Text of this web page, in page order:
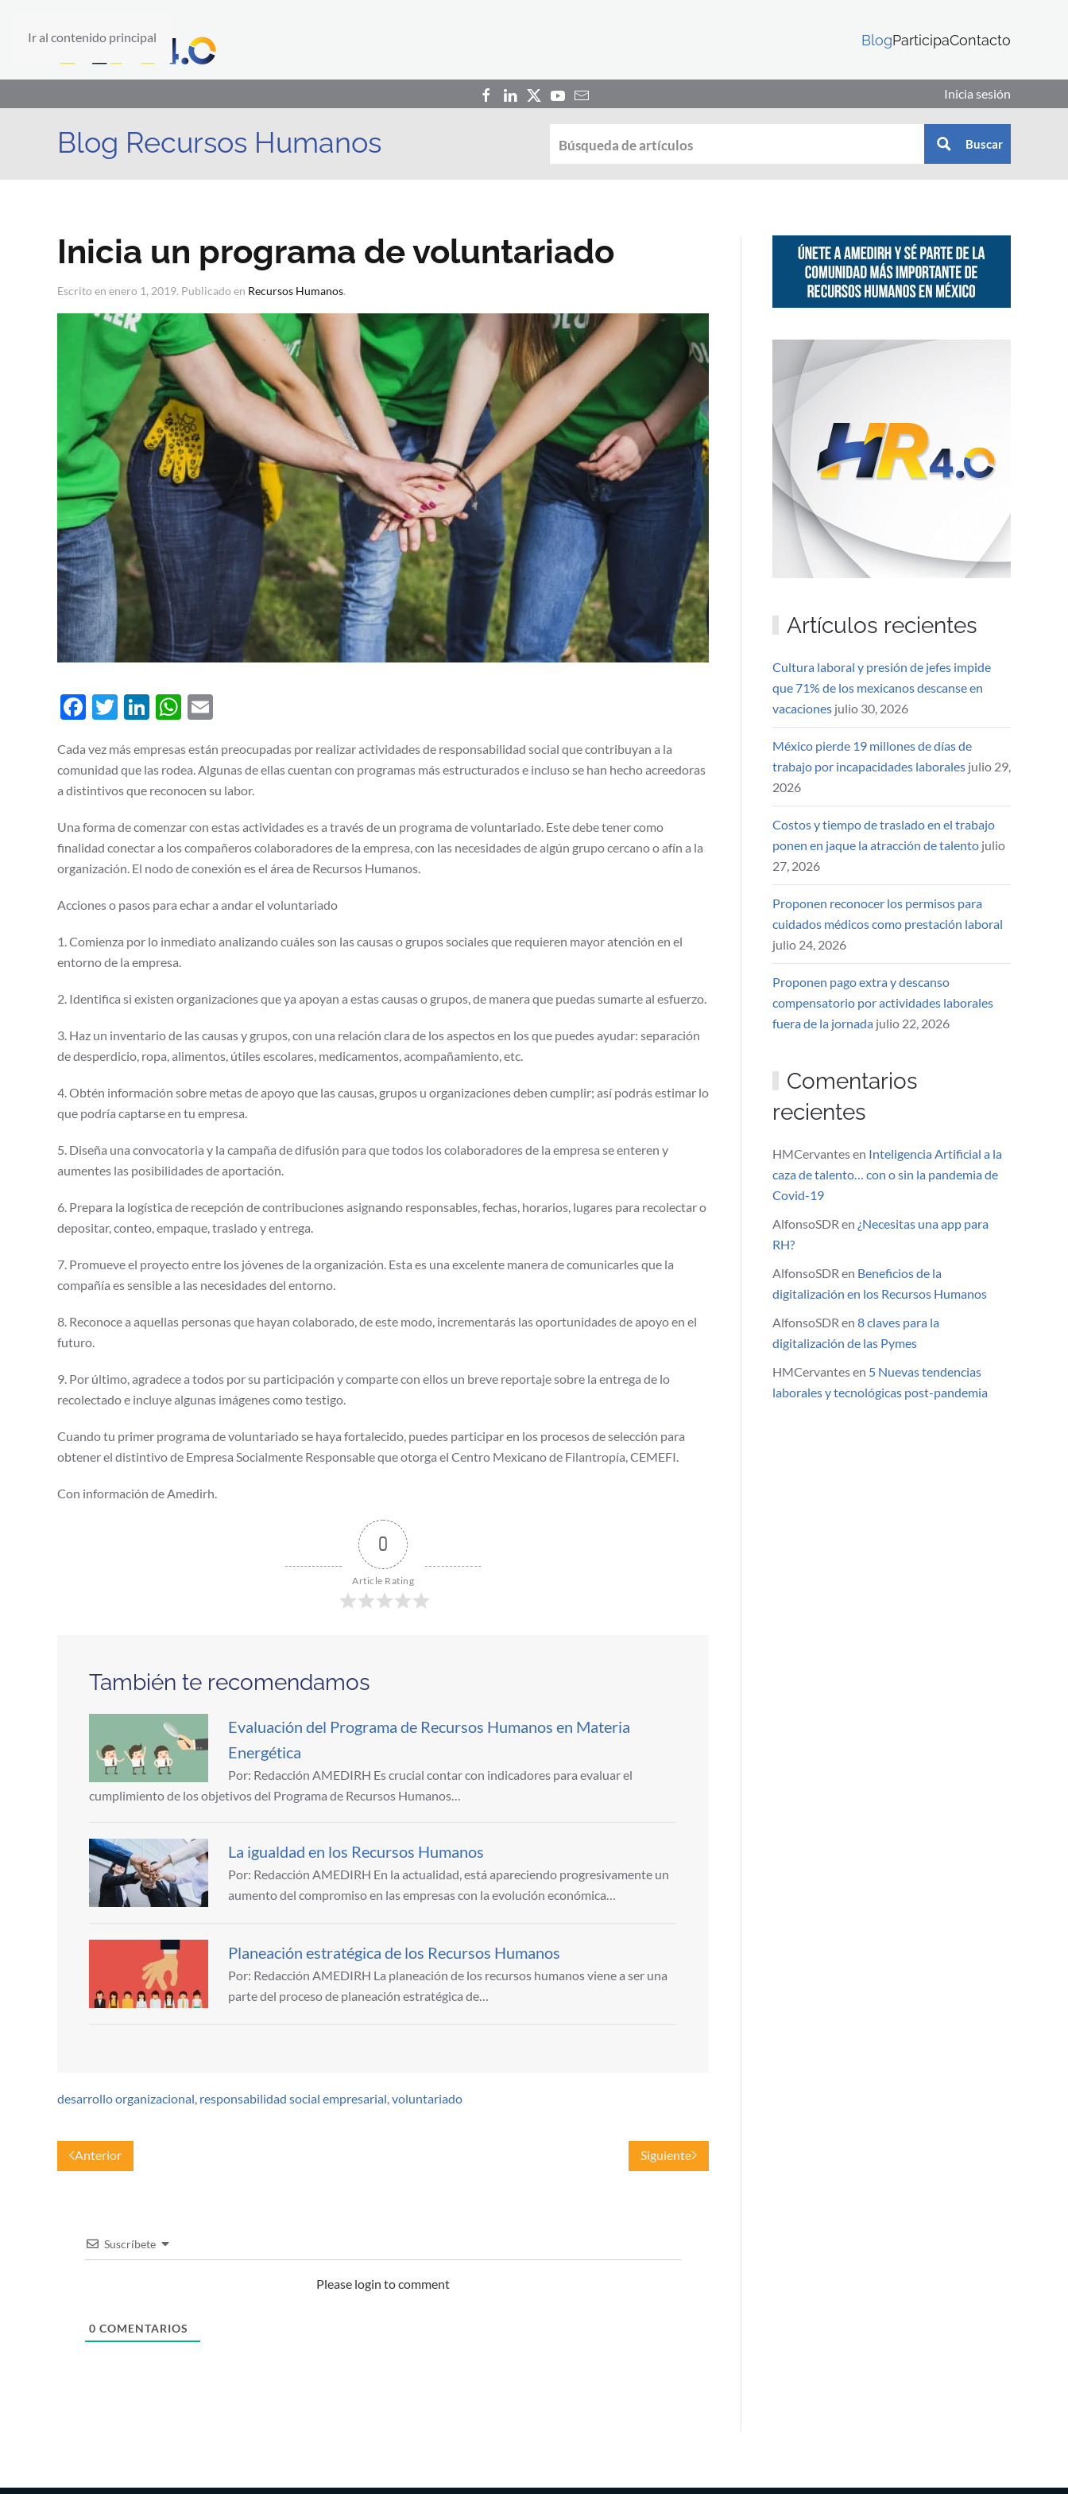
Ir al contenido principal BlogParticipaContacto
Inicia sesión
Blog Recursos Humanos Buscar
Inicia un programa de voluntariado
Escrito en enero 1, 2019. Publicado en Recursos Humanos.
Facebook
Twitter
LinkedIn
WhatsApp
Cada vez más empresas están preocupadas por realizar actividades de responsabilidad social que contribuyan a la
comunidad que las rodea. Algunas de ellas cuentan con programas más estructurados e incluso se han hecho acreedoras
a distintivos que reconocen su labor.
Una forma de comenzar con estas actividades es a través de un programa de voluntariado. Este debe tener como
finalidad conectar a los compañeros colaboradores de la empresa, con las necesidades de algún grupo cercano o afín a la
organización. El nodo de conexión es el área de Recursos Humanos.
Acciones o pasos para echar a andar el voluntariado
1. Comienza por lo inmediato analizando cuáles son las causas o grupos sociales que requieren mayor atención en el
entorno de la empresa.
2. Identifica si existen organizaciones que ya apoyan a estas causas o grupos, de manera que puedas sumarte al esfuerzo.
3. Haz un inventario de las causas y grupos, con una relación clara de los aspectos en los que puedes ayudar: separación
de desperdicio, ropa, alimentos, útiles escolares, medicamentos, acompañamiento, etc.
4. Obtén información sobre metas de apoyo que las causas, grupos u organizaciones deben cumplir; así podrás estimar lo
que podría captarse en tu empresa.
5. Diseña una convocatoria y la campaña de difusión para que todos los colaboradores de la empresa se enteren y
aumentes las posibilidades de aportación.
6. Prepara la logística de recepción de contribuciones asignando responsables, fechas, horarios, lugares para recolectar o
depositar, conteo, empaque, traslado y entrega.
7. Promueve el proyecto entre los jóvenes de la organización. Esta es una excelente manera de comunicarles que la
compañía es sensible a las necesidades del entorno.
8. Reconoce a aquellas personas que hayan colaborado, de este modo, incrementarás las oportunidades de apoyo en el
futuro.
9. Por último, agradece a todos por su participación y comparte con ellos un breve reportaje sobre la entrega de lo
recolectado e incluye algunas imágenes como testigo.
Cuando tu primer programa de voluntariado se haya fortalecido, puedes participar en los procesos de selección para
obtener el distintivo de Empresa Socialmente Responsable que otorga el Centro Mexicano de Filantropía, CEMEFI.
Con información de Amedirh.
0
Article Rating
También te recomendamos
Evaluación del Programa de Recursos Humanos en Materia
Energética
Por: Redacción AMEDIRH Es crucial contar con indicadores para evaluar el
cumplimiento de los objetivos del Programa de Recursos Humanos…
La igualdad en los Recursos Humanos
Por: Redacción AMEDIRH En la actualidad, está apareciendo progresivamente un
aumento del compromiso en las empresas con la evolución económica…
Planeación estratégica de los Recursos Humanos
Por: Redacción AMEDIRH La planeación de los recursos humanos viene a ser una
parte del proceso de planeación estratégica de…
desarrollo organizacional, responsabilidad social empresarial,voluntariado
Anterior Siguiente
Suscríbete
Please login to comment
0 COMENTARIOS
Artículos recientes
Cultura laboral y presión de jefes impide
que 71% de los mexicanos descanse en
vacaciones julio 30, 2026
México pierde 19 millones de días de
trabajo por incapacidades laborales julio 29,
2026
Costos y tiempo de traslado en el trabajo
ponen en jaque la atracción de talento julio
27, 2026
Proponen reconocer los permisos para
cuidados médicos como prestación laboral
julio 24, 2026
Proponen pago extra y descanso
compensatorio por actividades laborales
fuera de la jornada julio 22, 2026
Comentarios
recientes
HMCervantesen Inteligencia Artificial a la
caza de talento… con o sin la pandemia de
Covid-19
AlfonsoSDR en ¿Necesitas una app para
RH?
AlfonsoSDR en Beneficios de la
digitalización en los Recursos Humanos
AlfonsoSDR en 8 claves para la
digitalización de las Pymes
HMCervantesen 5 Nuevas tendencias
laborales y tecnológicas post-pandemia